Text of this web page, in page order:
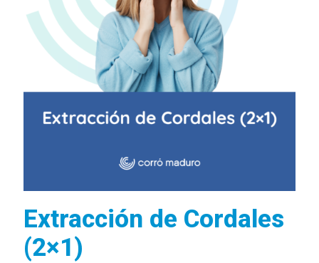
Extracción de Cordales
(2×1)